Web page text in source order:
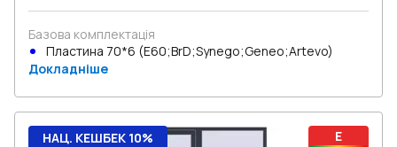
Базова комплектація
Пластина 70*6 (E60;BrD;Synego;Geneo;Artevo)
Докладніше
E
НАЦ. КЕШБЕК 10%